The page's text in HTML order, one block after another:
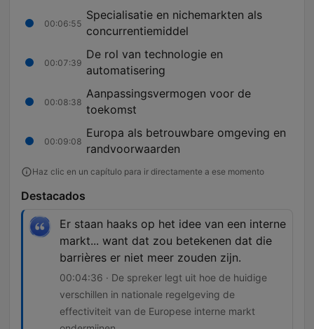
00:06:55
Specialisatie en nichemarkten als
concurrentiemiddel
00:07:39
De rol van technologie en
automatisering
00:08:38
Aanpassingsvermogen voor de
toekomst
00:09:08
Europa als betrouwbare omgeving en
randvoorwaarden
Haz clic en un capítulo para ir directamente a ese momento
Destacados
Er staan haaks op het idee van een interne
markt... want dat zou betekenen dat die
barrières er niet meer zouden zijn.
00:04:36 · De spreker legt uit hoe de huidige
verschillen in nationale regelgeving de
effectiviteit van de Europese interne markt